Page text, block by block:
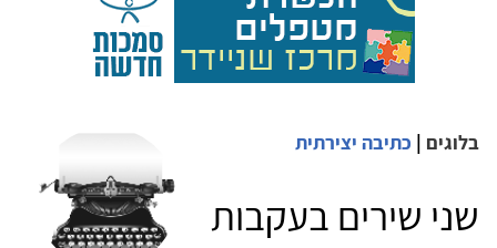
בלוגים | כתיבה יצירתית
שני שירים בעקבות